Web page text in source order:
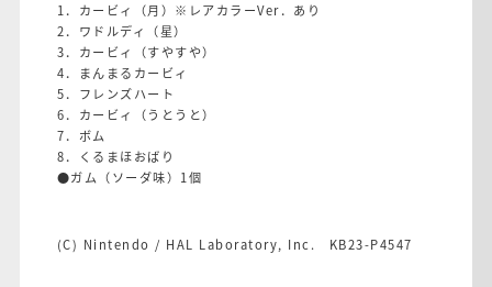
1．カービィ（月）※レアカラーVer．あり
2．ワドルディ（星）
3．カービィ（すやすや）
4．まんまるカービィ
5．フレンズハート
6．カービィ（うとうと）
7．ボム
8．くるまほおばり
●ガム（ソーダ味）1個
(C) Nintendo / HAL Laboratory, Inc. KB23-P4547